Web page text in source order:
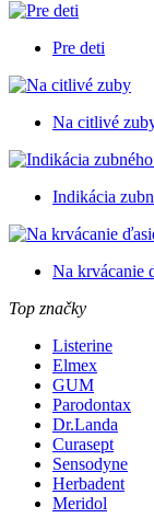
Pre deti
Na citlivé
Indikácia
Na krvácanie
Top značky
Listerine
Elmex
GUM
Parodontax
Dr.Landa
Curasept
Sensodyne
Herbadent
Meridol